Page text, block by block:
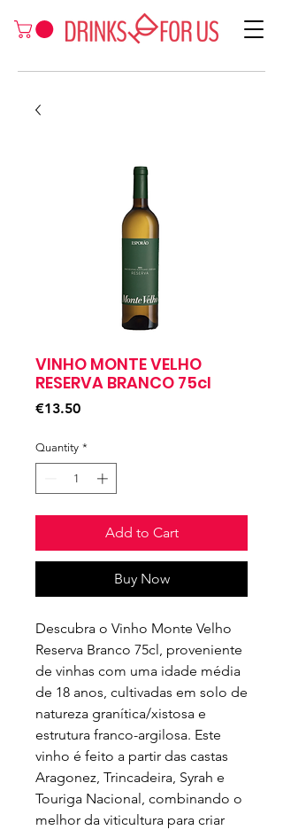
VINHO MONTE VELHO
RESERVA BRANCO 75cl
€13.50Price
Quantity *
Add to Cart
Buy Now
Descubra o Vinho Monte Velho
Reserva Branco 75cl, proveniente
de vinhas com uma idade média
de 18 anos, cultivadas em solo de
natureza granítica/xistosa e
estrutura franco-argilosa. Este
vinho é feito a partir das castas
Aragonez, Trincadeira, Syrah e
Touriga Nacional, combinando o
melhor da viticultura para criar